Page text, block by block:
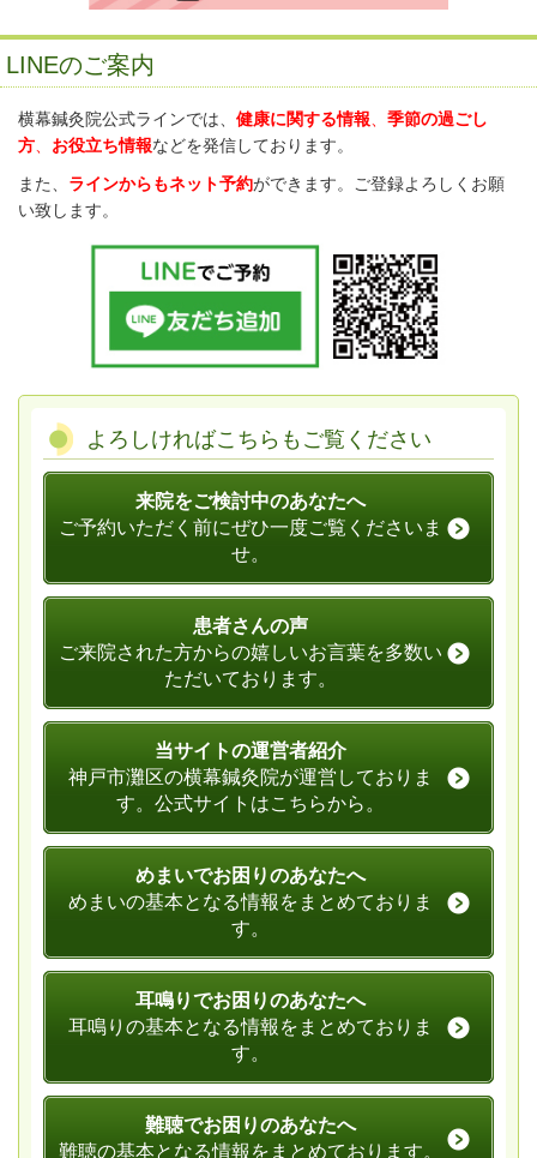
LINEのご案内
横幕鍼灸院公式ラインでは、 健康に関する情報、 季節の過ごし
方、 お役立ち情報などを発信しております。
また、 ラインからもネット予約ができます。ご登録よろしくお願
い致します。
よろしければこちらもご覧ください
来院をご検討中のあなたへ
ご予約いただく前にぜひ一度ご覧くださいま
せ。
患者さんの声
ご来院された方からの嬉しいお言葉を多数い
ただいております。
当サイトの運営者紹介
神戸市灘区の横幕鍼灸院が運営しておりま
す。公式サイトはこちらから。
めまいでお困りのあなたへ
めまいの基本となる情報をまとめておりま
す。
耳鳴りでお困りのあなたへ
耳鳴りの基本となる情報をまとめておりま
す。
難聴でお困りのあなたへ
難聴の基本となる情報をまとめております。